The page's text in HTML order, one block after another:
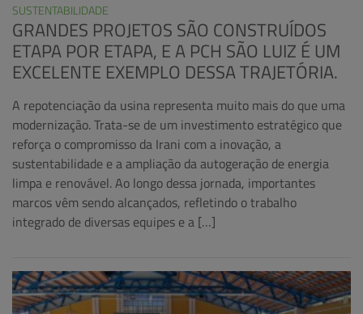
SUSTENTABILIDADE
GRANDES PROJETOS SÃO CONSTRUÍDOS
ETAPA POR ETAPA, E A PCH SÃO LUIZ É UM
EXCELENTE EXEMPLO DESSA TRAJETÓRIA.
A repotenciação da usina representa muito mais do que uma
modernização. Trata-se de um investimento estratégico que
reforça o compromisso da Irani com a inovação, a
sustentabilidade e a ampliação da autogeração de energia
limpa e renovável. Ao longo dessa jornada, importantes
marcos vêm sendo alcançados, refletindo o trabalho
integrado de diversas equipes e a […]